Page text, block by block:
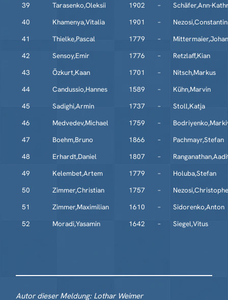
39
Tarasenko,Oleksii 1902 –
Schäfer,Ann-
40
Khamenya,Vitalia 1901 –
Nezosi,Constantin
41
Thielke,Pascal 1779 –
42
Sensoy,Emir 1776 –
Retzlaff,Kian
43
Özkurt,Kaan 1701 –
Nitsch,Markus
44
Candussio,Hannes 1589 –
Kühn,Marvin
45
Sadighi,Armin 1737 –
Stoll,Katja
46
Medvedev,Michael 1759 –
47
Boehm,Bruno 1866 –
Pachmayr,Stefan
48
Erhardt,Daniel 1807 –
49
Kelembet,Artem 1779 –
Holuba,Stefan
50
Zimmer,Christian 1757 –
Nezosi,Christophe
51
Zimmer,Maximilian 1610 –
Sidorenko,Anton
52
Moradi,Yasamin 1642 – Siegel,Vitus
Autor dieser Meldung: Lothar Weimer